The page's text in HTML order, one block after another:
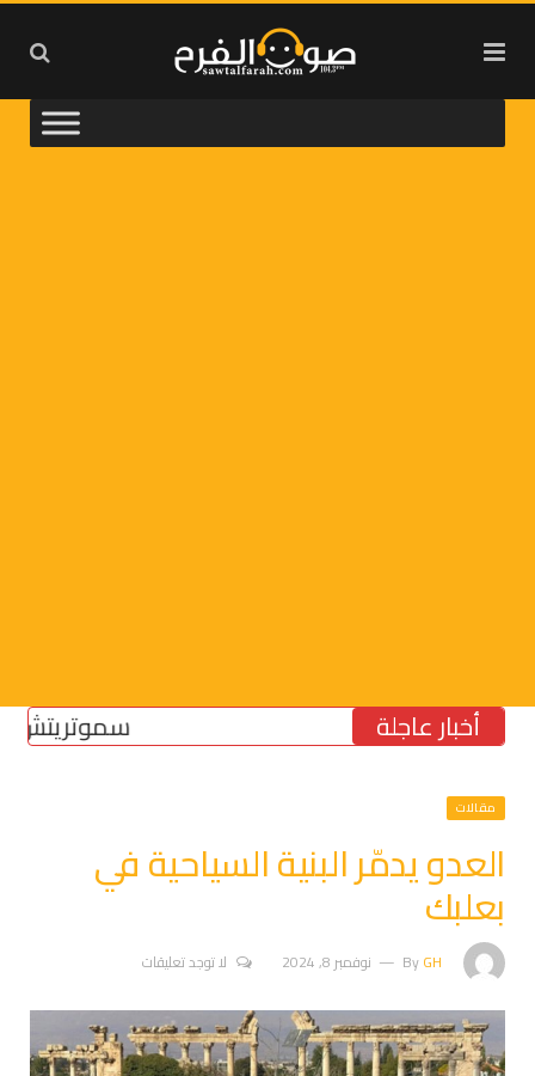
أخبار عاجلة سموتريتش: بقاء
مقالات
العدو يدمّر البنية السياحية في
بعلبك
ByGH نوفمبر 8, 2024 لا توجد تعليقات